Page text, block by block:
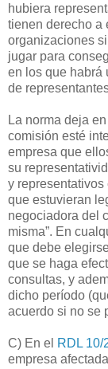
hubiera
tienen derecho a
organizaciones
jugar para
en los que habrá
de
La norma deja
comisión esté
empresa que
su
y
que estuvieran
negociadora del
misma”. En
que debe
que se haga
consultas, y
dicho período
acuerdo si no se
C) En el RDL 10/
empresa